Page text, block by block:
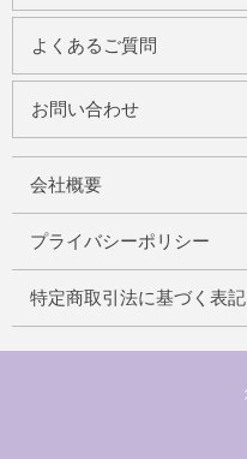
よくあるご質問
お問い合わせ
会社概要
プライバシーポリシー
特定商取引法に基づく表記